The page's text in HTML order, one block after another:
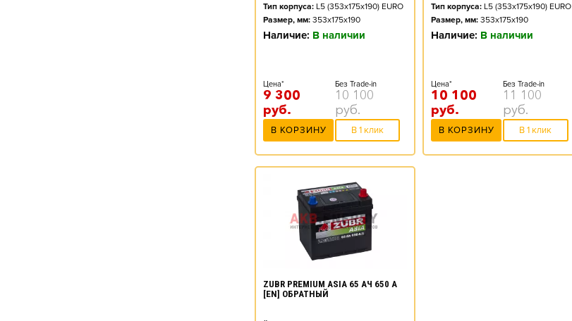
Тип корпуса: L5 (353x175x190) EURO
Размер, мм: 353x175x190
Наличие: В наличии
Цена*
9 300
руб.
Без Trade-in
10 100
руб.
В КОРЗИНУ В 1 клик
Тип корпуса: L5 (353x175x190) EURO
Размер, мм: 353x175x190
Наличие: В наличии
Цена*
10 100
руб.
Без Trade-in
11 100
руб.
В КОРЗИНУ В 1 клик
ZUBR PREMIUM ASIA 65 АЧ 650 А
[EN] ОБРАТНЫЙ